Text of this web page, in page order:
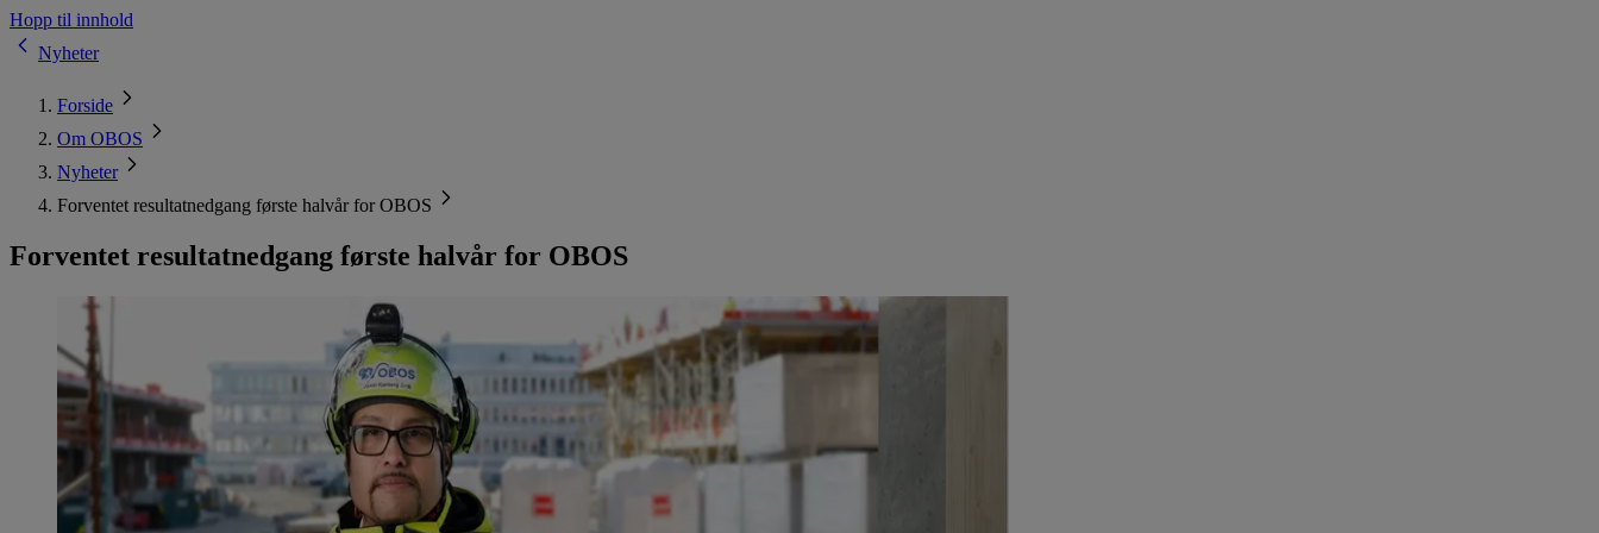
Hopp til innhold
Nyheter
Forside
Om OBOS
Nyheter
Forventet resultatnedgang første halvår for OBOS
Forventet resultatnedgang første halvår for OBOS